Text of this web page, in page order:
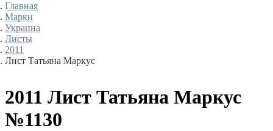
Главная
Марки
Украина
Листы
2011
Лист Татьяна Маркус
2011 Лист Татьяна Маркус
№1130